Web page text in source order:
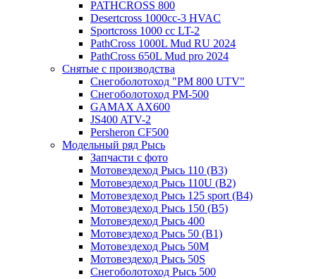
PATHCROSS 800
Desertcross 1000cc-3 HVAC
Sportcross 1000 cc LT-2
PathCross 1000L Mud RU 2024
PathCross 650L Mud pro 2024
Снятые с производства
Снегоболотоход "РМ 800 UTV"
Снегоболотоход РМ-500
GAMAX AX600
JS400 ATV-2
Persheron CF500
Модельный ряд Рысь
Запчасти с фото
Мотовездеход Рысь 110 (B3)
Мотовездеход Рысь 110U (B2)
Мотовездеход Рысь 125 sport (B4)
Мотовездеход Рысь 150 (B5)
Мотовездеход Рысь 400
Мотовездеход Рысь 50 (B1)
Мотовездеход Рысь 50M
Мотовездеход Рысь 50S
Снегоболотоход Рысь 500